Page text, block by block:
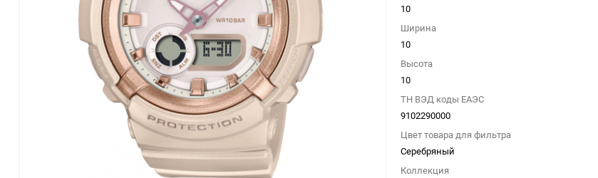
10
Ширина
10
Высота
10
ТН ВЭД коды ЕАЭС
9102290000
Цвет товара для фильтра
Серебряный
Коллекция